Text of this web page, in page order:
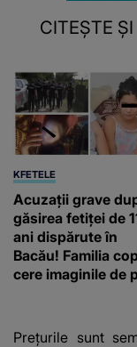
CITEȘTE ȘI
KFETELE
Acuzații grave
găsirea fetiței de
ani dispărute în
Bacău! Familia
cere imaginile de
a mai dus sora
Prețurile sunt